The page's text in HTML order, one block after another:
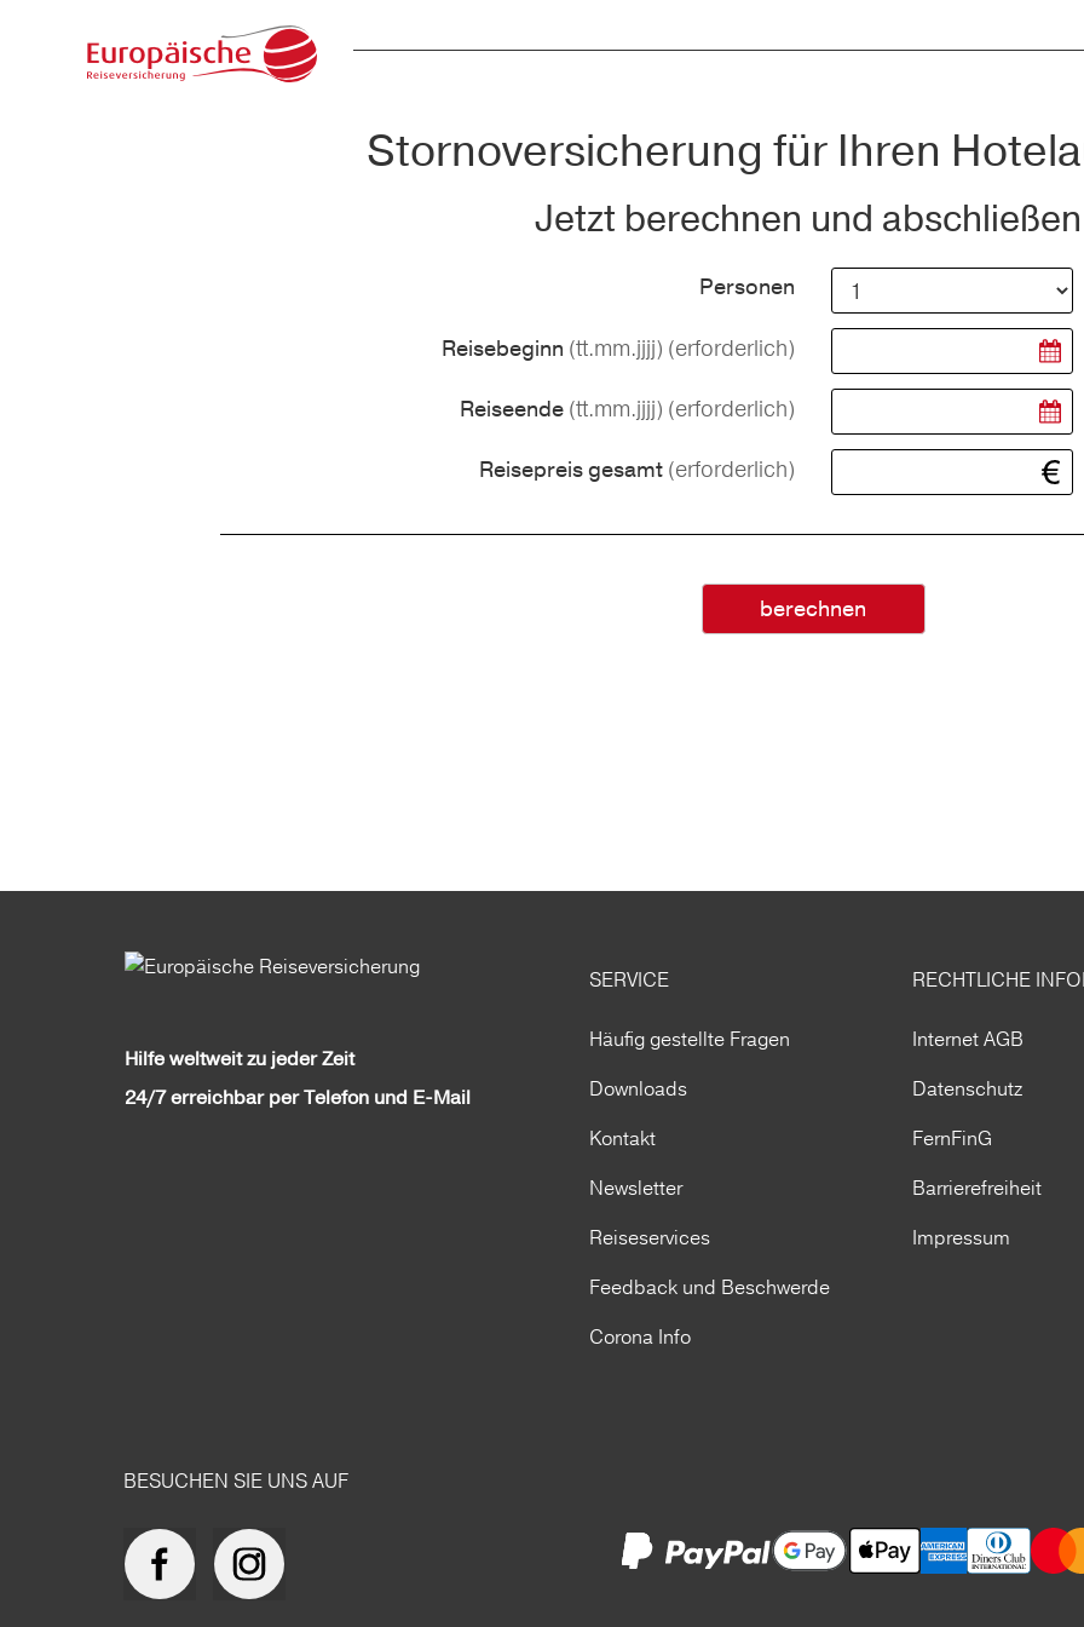
Stornoversicherung für Ihren
Jetzt berechnen und
Personen
Reisebeginn (tt.mm.jjjj) (erforderlich)
Reiseende (tt.mm.jjjj) (erforderlich)
Reisepreis gesamt (erforderlich)
berechnen
Hilfe weltweit zu jeder Zeit
24/7 erreichbar per Telefon und E-Mail
SERVICE
Häufig gestellte Fragen
Downloads
Kontakt
Newsletter
Reiseservices
Feedback und Beschwerde
Corona Info
RECHTLICHE
Internet AGB
Datenschutz
FernFinG
Barrierefreiheit
Impressum
BESUCHEN SIE UNS AUF